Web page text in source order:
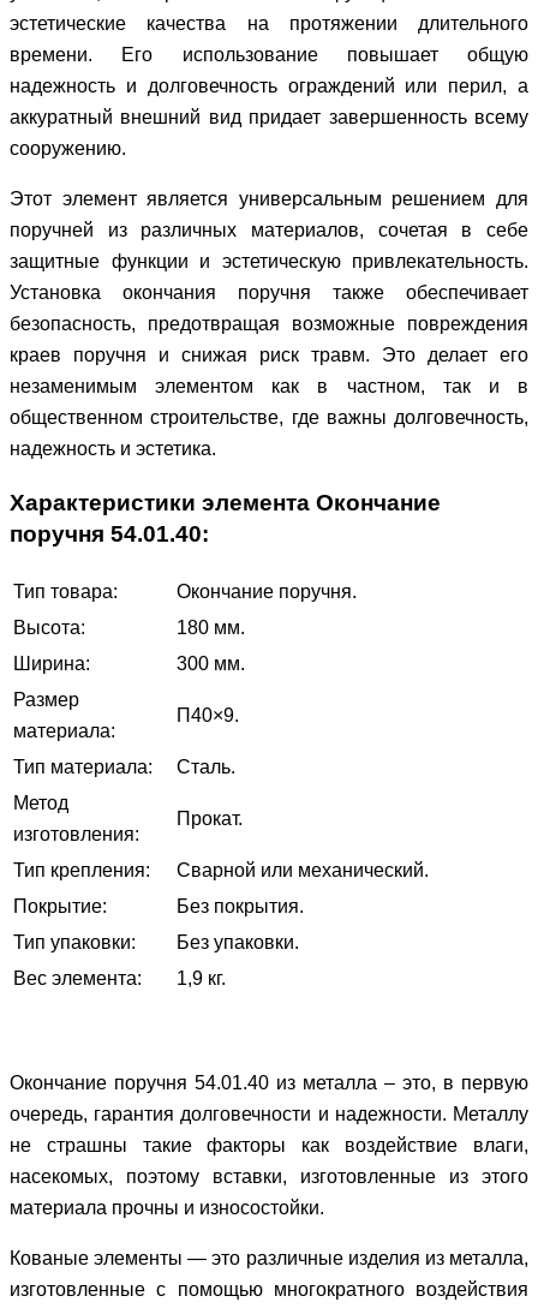
эстетические качества на протяжении длительного
времени. Его использование повышает общую
надежность и долговечность ограждений или перил, а
аккуратный внешний вид придает завершенность всему
сооружению.
Этот элемент является универсальным решением для
поручней из различных материалов, сочетая в себе
защитные функции и эстетическую привлекательность.
Установка окончания поручня также обеспечивает
безопасность, предотвращая возможные повреждения
краев поручня и снижая риск травм. Это делает его
незаменимым элементом как в частном, так и в
общественном строительстве, где важны долговечность,
надежность и эстетика.
Характеристики элемента Окончание
поручня 54.01.40:
Тип товара:
Окончание поручня.
Высота:
180 мм.
Ширина:
300 мм.
Размер
материала:
П40×9.
Тип материала:
Сталь.
Метод
изготовления:
Прокат.
Тип крепления:
Сварной или механический.
Покрытие:
Без покрытия.
Тип упаковки:
Без упаковки.
Вес элемента:
1,9 кг.
Окончание поручня 54.01.40 из металла – это, в первую
очередь, гарантия долговечности и надежности. Металлу
не страшны такие факторы как воздействие влаги,
насекомых, поэтому вставки, изготовленные из этого
материала прочны и износостойки.
Кованые элементы ― это различные изделия из металла,
изготовленные с помощью многократного воздействия